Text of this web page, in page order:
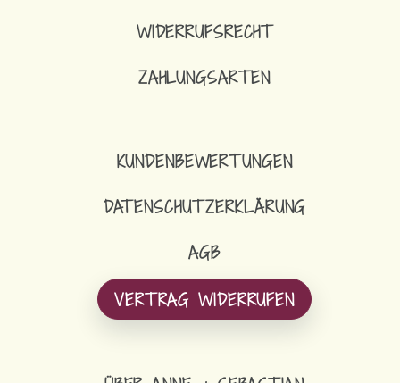
WIDERRUFSRECHT
ZAHLUNGSARTEN
KUNDENBEWERTUNGEN
DATENSCHUTZERKLÄRUNG
AGB
VERTRAG WIDERRUFEN